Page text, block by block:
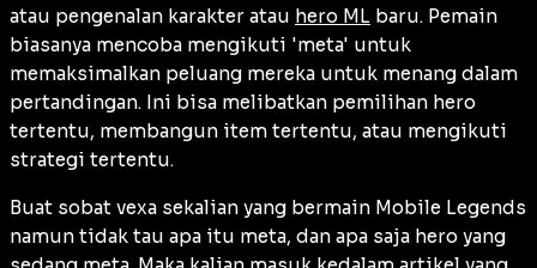
atau pengenalan karakter atau hero ML baru. Pemain
biasanya mencoba mengikuti 'meta' untuk
memaksimalkan peluang mereka untuk menang dalam
pertandingan. Ini bisa melibatkan pemilihan hero
tertentu, membangun item tertentu, atau mengikuti
strategi tertentu.
Buat sobat vexa sekalian yang bermain Mobile Legends
namun tidak tau apa itu meta, dan apa saja hero yang